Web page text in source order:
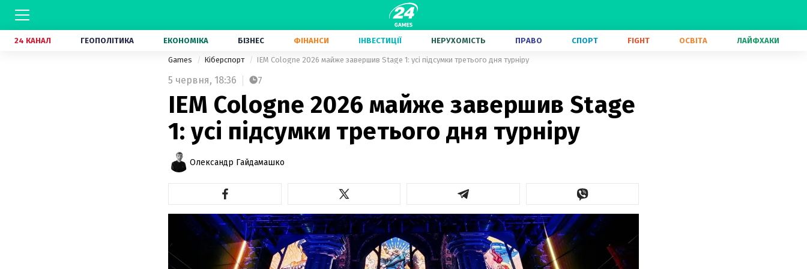
24 КАНАЛ ГЕОПОЛІТИКА ЕКОНОМІКА БІЗНЕС ФІНАНСИ ІНВЕСТИЦІЇ НЕРУХОМІСТЬ ПРАВО СПОРТ FIGHT ОСВІТА ЛАЙФХАКИ
Games Кіберспорт IEM Cologne 2026 майже завершив Stage 1: усі підсумки третього дня турніру
5 червня, 18:36 7
IEM Cologne 2026 майже завершив Stage
1: усі підсумки третього дня турніру
Олександр Гайдамашко